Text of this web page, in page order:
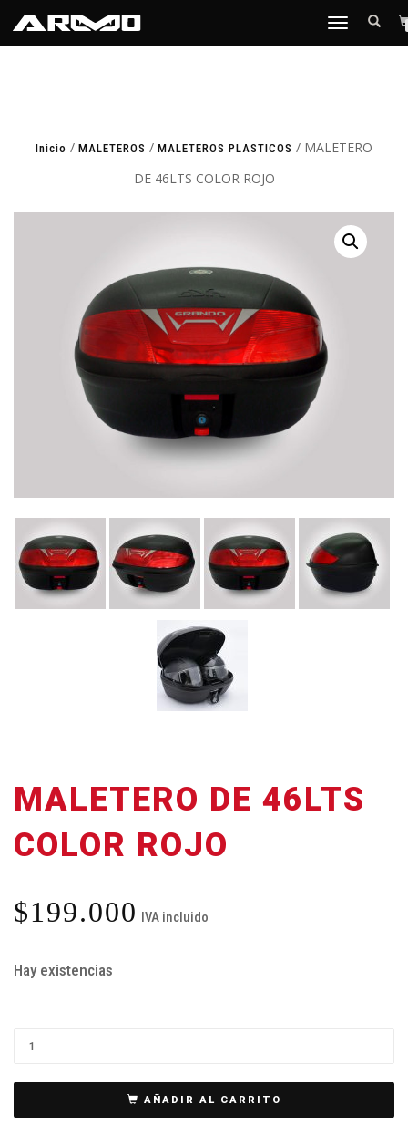
TOGGLE
Inicio / MALETEROS / MALETEROS PLASTICOS / MALETERO
DE 46LTS COLOR ROJO
MALETERO DE 46LTS
COLOR ROJO
$199.000 IVA incluido
Hay existencias
AÑADIR AL CARRITO